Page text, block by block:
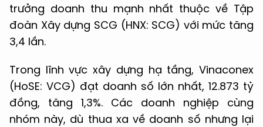
trưởng doanh thu mạnh nhất thuộc về Tập
đoàn Xây dựng SCG (HNX: SCG) với mức tăng
3,4 lần.
Trong lĩnh vực xây dựng hạ tầng, Vinaconex
(HoSE: VCG) đạt doanh số lớn nhất, 12.873 tỷ
đồng, tăng 1,3%. Các doanh nghiệp cùng
nhóm này, dù thua xa về doanh số nhưng lại